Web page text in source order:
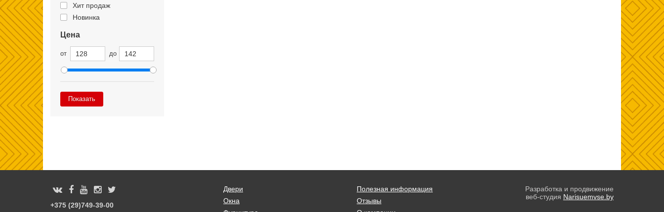
Хит продаж
Новинка
Цена
от до
Показать
+375 (29)749-39-00
Двери
Окна
Полезная информация
Отзывы
Разработка и продвижение
веб-студия Narisuemvse.by